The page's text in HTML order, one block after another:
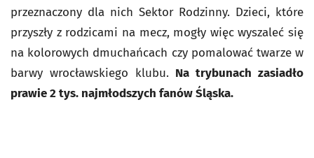
przeznaczony dla nich Sektor Rodzinny. Dzieci, które
przyszły z rodzicami na mecz, mogły więc wyszaleć się
na kolorowych dmuchańcach czy pomalować twarze w
barwy wrocławskiego klubu. Na trybunach zasiadło
prawie 2 tys. najmłodszych fanów Śląska.